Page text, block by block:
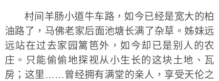
村间羊肠小道牛车路，如今已经是宽大的柏
油路了，马佛老家后面池塘长满了杂草。姊妹远
远站在过去家园篱笆外，如今却已是别人的农
庄。只能偷偷地探视从小生长的这块土地、瓦
房；这里……曾经拥有满堂的亲人，享受天伦之